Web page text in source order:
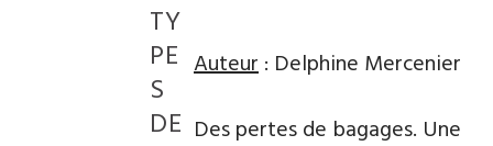
Auteur: Delphine Mercenier
Des pertes de bagages. Une
TY
PE
S
DE